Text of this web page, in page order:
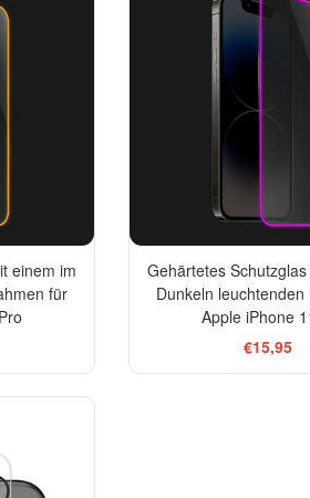
einem im
für
Gehärtetes
Dunkeln
Apple iPhone
€15,95